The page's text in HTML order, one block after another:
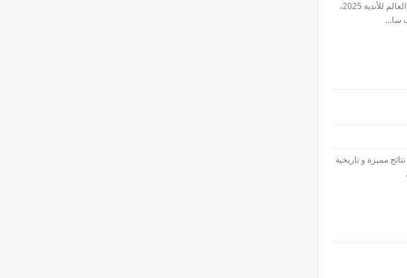
سيغادر لوكا مودريتش نادي ريال مدريد بعد انتهاء بطولة كأس العالم للأندية 2025،
سا...
مميزة و تاريخية